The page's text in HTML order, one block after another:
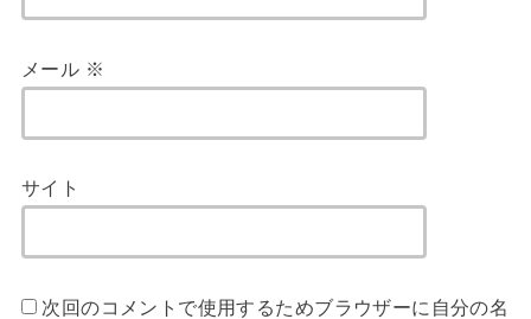
メール ※
サイト
次回のコメントで使用するためブラウザーに自分の名